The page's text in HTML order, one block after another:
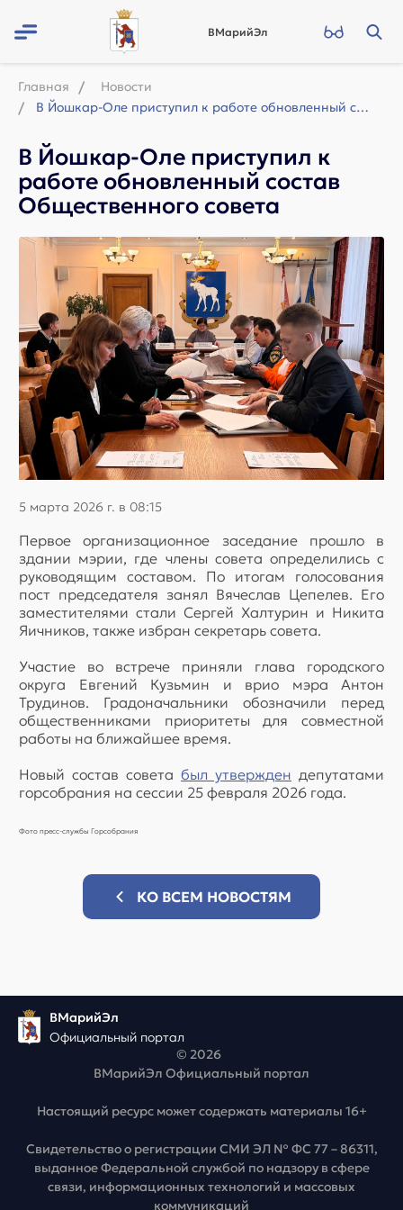
ВМарийЭл
Главная
Новости
В Йошкар-Оле приступил к работе обновленный состав Общественного совета
В Йошкар-Оле приступил к
работе обновленный состав
Общественного совета
5 марта 2026 г. в 08:15
Первое организационное заседание прошло в
здании мэрии, где члены совета определились с
руководящим составом. По итогам голосования
пост председателя занял Вячеслав Цепелев. Его
заместителями стали Сергей Халтурин и Никита
Яичников, также избран секретарь совета.
Участие во встрече приняли глава городского
округа Евгений Кузьмин и врио мэра Антон
Трудинов. Градоначальники обозначили перед
общественниками приоритеты для совместной
работы на ближайшее время.
Новый состав совета был утвержден депутатами
горсобрания на сессии 25 февраля 2026 года.
Фото пресс-службы Горсобрания
КО ВСЕМ НОВОСТЯМ
ВМарийЭл
Официальный портал
© 2026
ВМарийЭл Официальный портал
Настоящий ресурс может содержать материалы 16+
Свидетельство о регистрации СМИ ЭЛ № ФС 77 – 86311,
выданное Федеральной службой по надзору в сфере
связи, информационных технологий и массовых
коммуникаций